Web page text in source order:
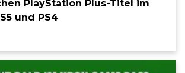
PlayStation Plus-Titel im
und PS4